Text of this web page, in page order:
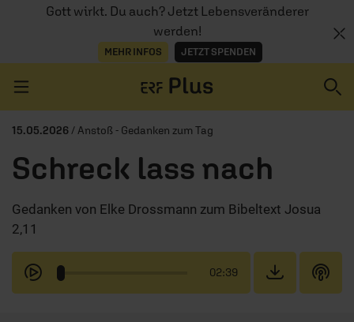
Gott wirkt. Du auch? Jetzt Lebensveränderer
werden!
MEHR INFOS JETZT SPENDEN
AUDIOTHEK
PROGRAMM
MITMACHEN
15.05.2026 / Anstoß - Gedanken zum Tag
Schreck lass nach
Gedanken von Elke Drossmann zum Bibeltext Josua
2,11
02:39